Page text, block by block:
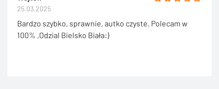
25.03.2025
Bardzo szybko, sprawnie, autko czyste. Polecam w
100% ,Odzial Bielsko Biała:)